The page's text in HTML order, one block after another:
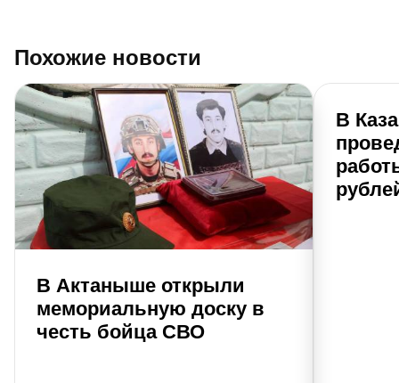
Похожие новости
В Актаныше открыли
мемориальную доску в
честь бойца СВО
В